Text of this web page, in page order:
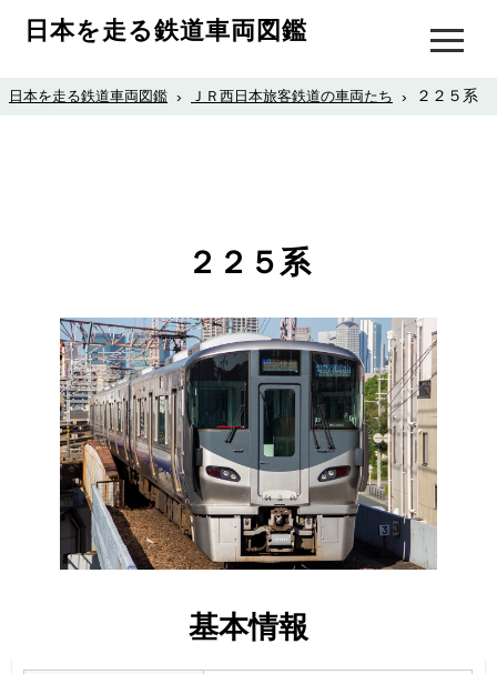
日本を走る鉄道車両図鑑
日本を走る鉄道車両図鑑 › ＪＲ西日本旅客鉄道の車両たち › ２２５系
２２５系
基本情報